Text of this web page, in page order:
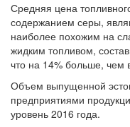
Средняя цена
содержанием серы,
наиболее похожим на
жидким топливом,
что на 14% больше, чем
Объем выпущенной
предприятиями
уровень 2016 года.